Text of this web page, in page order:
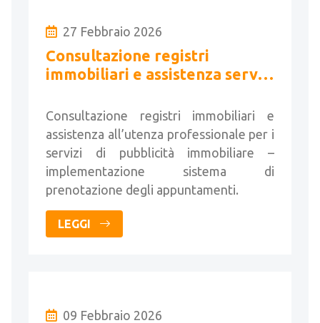
27 Febbraio 2026
Consultazione registri
immobiliari e assistenza servizi
Consultazione registri immobiliari e
assistenza all’utenza professionale per i
servizi di pubblicità immobiliare –
implementazione sistema di
prenotazione degli appuntamenti.
LEGGI
09 Febbraio 2026